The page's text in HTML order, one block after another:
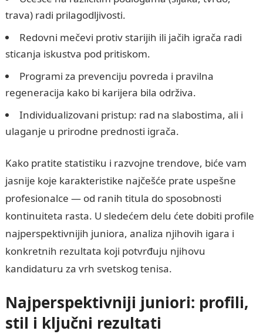
trava) radi prilagodljivosti.
Redovni mečevi protiv starijih ili jačih igrača radi
sticanja iskustva pod pritiskom.
Programi za prevenciju povreda i pravilna
regeneracija kako bi karijera bila održiva.
Individualizovani pristup: rad na slabostima, ali i
ulaganje u prirodne prednosti igrača.
Kako pratite statistiku i razvojne trendove, biće vam
jasnije koje karakteristike najčešće prate uspešne
profesionalce — od ranih titula do sposobnosti
kontinuiteta rasta. U sledećem delu ćete dobiti profile
najperspektivnijih juniora, analiza njihovih igara i
konkretnih rezultata koji potvrđuju njihovu
kandidaturu za vrh svetskog tenisa.
Najperspektivniji juniori: profili,
stil i ključni rezultati